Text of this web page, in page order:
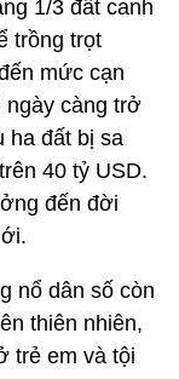
1/3 đất canh
trồng trọt
mức cạn
ngày càng trở
ha đất bị sa
40 tỷ USD.
đến đời
nổ dân số còn
thiên nhiên,
trẻ em và tội